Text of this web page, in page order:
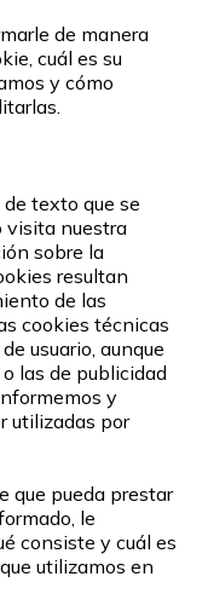
de manera
cuál es su
y cómo
texto que se
visita nuestra
sobre la
resultan
de las
cookies técnicas
usuario, aunque
las de publicidad
y
utilizadas por
que pueda prestar
le
consiste y cuál es
utilizamos en